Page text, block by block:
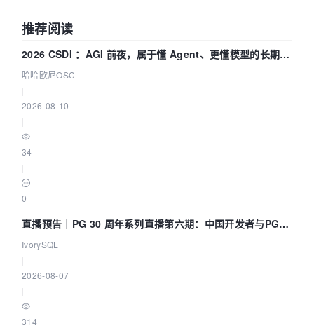
推荐阅读
2026 CSDI ：AGI 前夜，属于懂 Agent、更懂模型的长期深
耕企业
哈哈欧尼OSC
2026-08-10
34
0
直播预告｜PG 30 周年系列直播第六期：中国开发者与PG内
核——我们改得动吗？我们贡献了什么？
IvorySQL
2026-08-07
314